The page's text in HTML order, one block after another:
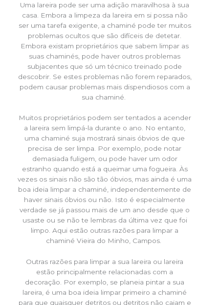
Uma lareira pode ser uma adição maravilhosa à sua
casa. Embora a limpeza da lareira em si possa não
ser uma tarefa exigente, a chaminé pode ter muitos
problemas ocultos que são difíceis de detetar.
Embora existam proprietários que sabem limpar as
suas chaminés, pode haver outros problemas
subjacentes que só um técnico treinado pode
descobrir. Se estes problemas não forem reparados,
podem causar problemas mais dispendiosos com a
sua chaminé.
Muitos proprietários podem ser tentados a acender
a lareira sem limpá-la durante o ano. No entanto,
uma chaminé suja mostrará sinais óbvios de que
precisa de ser limpa. Por exemplo, pode notar
demasiada fuligem, ou pode haver um odor
estranho quando está a queimar uma fogueira. Às
vezes os sinais não são tão óbvios, mas ainda é uma
boa ideia limpar a chaminé, independentemente de
haver sinais óbvios ou não. Isto é especialmente
verdade se já passou mais de um ano desde que o
usaste ou se não te lembras da última vez que foi
limpo. Aqui estão outras razões para limpar a
chaminé Vieira do Minho, Campos.
Outras razões para limpar a sua lareira ou lareira
estão principalmente relacionadas com a
decoração. Por exemplo, se planeia pintar a sua
lareira, é uma boa ideia limpar primeiro a chaminé
para que quaisquer detritos ou detritos não caiam e